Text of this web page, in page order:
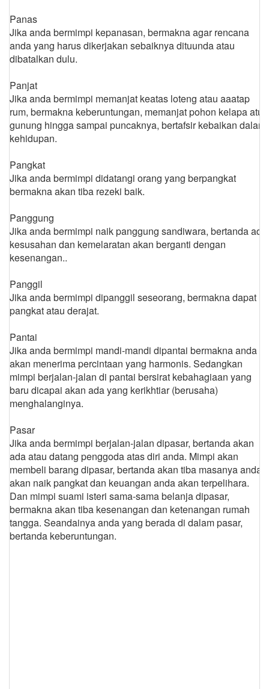
Panas
Jika anda bermimpi kepanasan, bermakna agar rencana
anda yang harus dikerjakan sebaiknya dituunda atau
dibatalkan dulu.
Panjat
Jika anda bermimpi memanjat keatas loteng atau aaatap
rum, bermakna keberuntungan, memanjat pohon kelapa atu
gunung hingga sampai puncaknya, bertafsir kebaikan dalam
kehidupan.
Pangkat
Jika anda bermimpi didatangi orang yang berpangkat
bermakna akan tiba rezeki baik.
Panggung
Jika anda bermimpi naik panggung sandiwara, bertanda ada
kesusahan dan kemelaratan akan berganti dengan
kesenangan..
Panggil
Jika anda bermimpi dipanggil seseorang, bermakna dapat
pangkat atau derajat.
Pantai
Jika anda bermimpi mandi-mandi dipantai bermakna anda
akan menerima percintaan yang harmonis. Sedangkan
mimpi berjalan-jalan di pantai bersirat kebahagiaan yang
baru dicapai akan ada yang kerikhtiar (berusaha)
menghalanginya.
Pasar
Jika anda bermimpi berjalan-jalan dipasar, bertanda akan
ada atau datang penggoda atas diri anda. Mimpi akan
membeli barang dipasar, bertanda akan tiba masanya anda
akan naik pangkat dan keuangan anda akan terpelihara.
Dan mimpi suami isteri sama-sama belanja dipasar,
bermakna akan tiba kesenangan dan ketenangan rumah
tangga. Seandainya anda yang berada di dalam pasar,
bertanda keberuntungan.